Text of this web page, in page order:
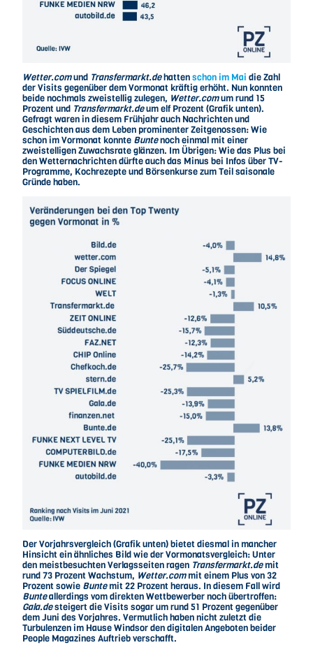
Wetter.comund Transfermarkt.dehattenschon im Mai die Zahl
der Visits gegenüber dem Vormonat kräftig erhöht. Nun konnten
beide nochmals zweistellig zulegen, Wetter.comum rund 15
Prozent und Transfermarkt.deum elf Prozent (Grafik unten).
Gefragt waren in diesem Frühjahr auch Nachrichten und
Geschichten aus dem Leben prominenter Zeitgenossen: Wie
schon im Vormonat konnte Buntenoch einmal mit einer
zweistelligen Zuwachsrate glänzen. Im Übrigen: Wie das Plus bei
den Wetternachrichten dürfte auch das Minus bei Infos über TV-
Programme, Kochrezepte und Börsenkurse zum Teil saisonale
Gründe haben.
Der Vorjahrsvergleich (Grafik unten) bietet diesmal in mancher
Hinsicht ein ähnliches Bild wie der Vormonatsvergleich: Unter
den meistbesuchten Verlagsseiten ragen Transfermarkt.demit
rund 73 Prozent Wachstum, Wetter.commit einem Plus von 32
Prozent sowie Buntemit 22 Prozent heraus. In diesem Fall wird
Bunteallerdings vom direkten Wettbewerber noch übertroffen:
Gala.desteigert die Visits sogar um rund 51 Prozent gegenüber
dem Juni des Vorjahres. Vermutlich haben nicht zuletzt die
Turbulenzen im Hause Windsor den digitalen Angeboten beider
People Magazines Auftrieb verschafft.